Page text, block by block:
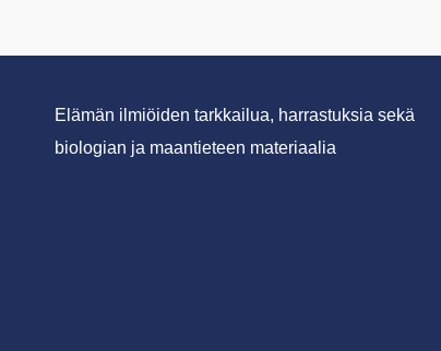
Elämän ilmiöiden tarkkailua, harrastuksia sekä
biologian ja maantieteen materiaalia